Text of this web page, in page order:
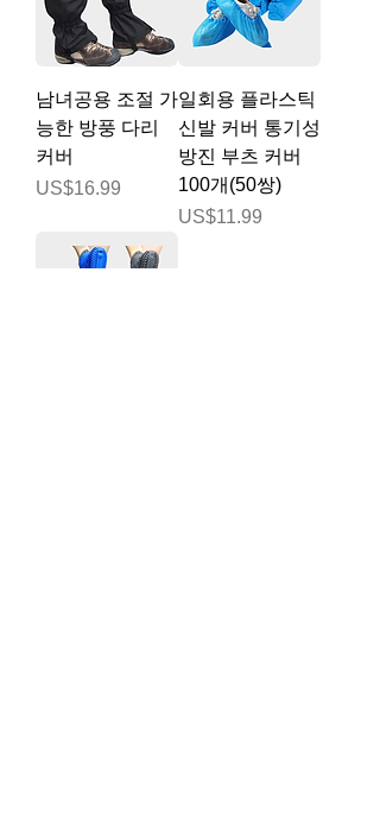
남녀공용 조절 가
능한 방풍 다리
커버
가격
US$16.99
일회용 플라스틱
신발 커버 통기성
방진 ​​부츠 커버
100개(50쌍)
가격
US$11.99